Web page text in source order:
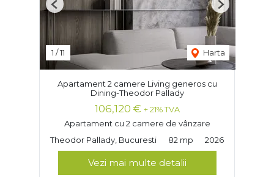
1 /11 Harta
Previous Next
Apartament 2 camere Living generos cu
Dining-Theodor Pallady
106,120 € + 21% TVA
Apartament cu 2 camere de vânzare
Theodor Pallady, Bucuresti
82 mp 2026
Vezi mai multe detalii